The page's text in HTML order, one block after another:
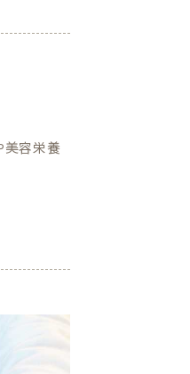
容栄養